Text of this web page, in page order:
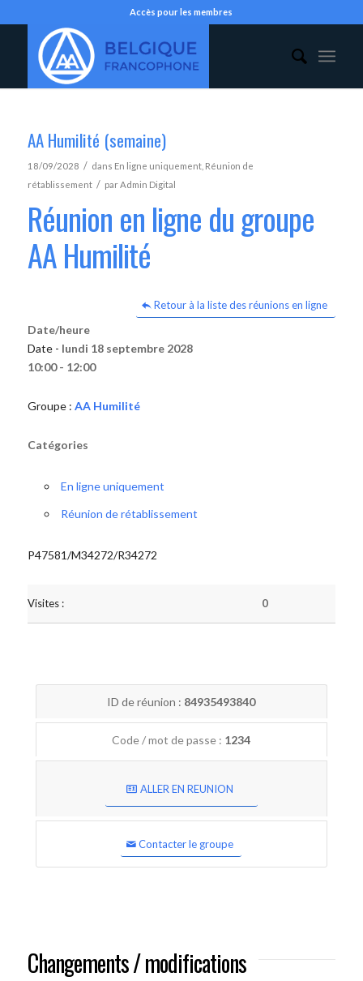
Accès pour les membres
AA Humilité (semaine)
18/09/2028 / dans En ligne uniquement, Réunion de
rétablissement / parAdmin Digital
Réunion en ligne du groupe
AA Humilité
Retour à la liste des réunions en ligne
Date/heure
Date - lundi 18 septembre 2028
10:00 - 12:00
Groupe : AA Humilité
Catégories
En ligne uniquement
Réunion de rétablissement
P47581/M34272/R34272
Visites : 0
ID de réunion : 84935493840
Code / mot de passe : 1234
ALLER EN REUNION
Contacter le groupe
Changements / modifications